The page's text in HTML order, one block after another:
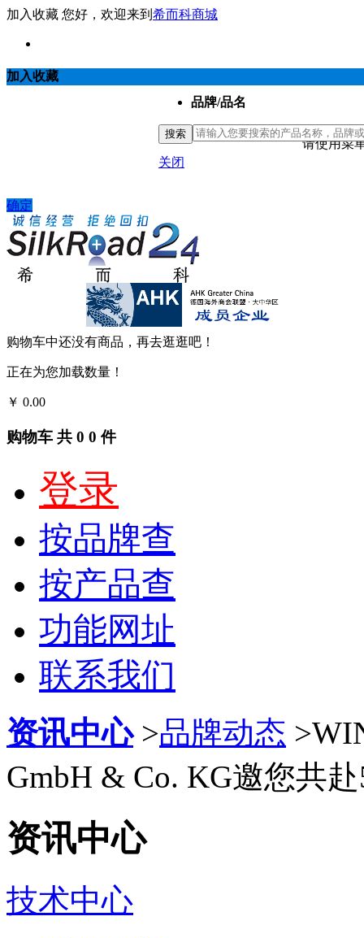
加入收藏 您好，欢迎来到 希而科商城
加入收藏
请使用菜
确定
购物车中还没有商品，再去逛逛吧！
正在为您加载数量！
￥ 0.00
购物车 共 0 0 件
品牌/品名
搜索
关闭
登录
按品牌查
按产品查
功能网址
联系我们
资讯中心 >品牌动态 >
GmbH & Co. KG邀您共
资讯中心
技术中心